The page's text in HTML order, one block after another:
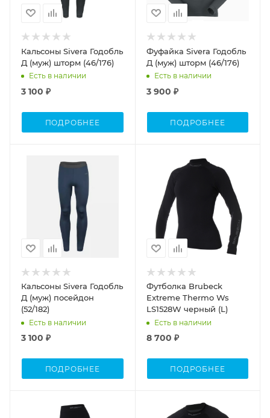
Кальсоны Sivera Годобль
Д (муж) шторм (46/176)
Есть в наличии
3 100 ₽
ПОДРОБНЕЕ
Фуфайка Sivera Годобль
Д (муж) шторм (46/176)
Есть в наличии
3 900 ₽
ПОДРОБНЕЕ
Кальсоны Sivera Годобль
Д (муж) посейдон
(52/182)
Есть в наличии
3 100 ₽
ПОДРОБНЕЕ
Футболка Brubeck
Extreme Thermo Ws
LS1528W черный (L)
Есть в наличии
8 700 ₽
ПОДРОБНЕЕ